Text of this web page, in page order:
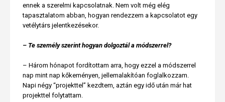
ennek a szerelmi kapcsolatnak. Nem volt még elég
tapasztalatom abban, hogyan rendezzem a kapcsolatot egy
vetélytárs jelentkezésekor.
– Te személy szerint hogyan dolgoztál a módszerrel?
– Három hónapot fordítottam arra, hogy ezzel a módszerrel
nap mint nap kőkeményen, jellemalakítóan foglalkozzam.
Napi négy “projekttel” kezdtem, aztán egy idő után már hat
projekttel folytattam.